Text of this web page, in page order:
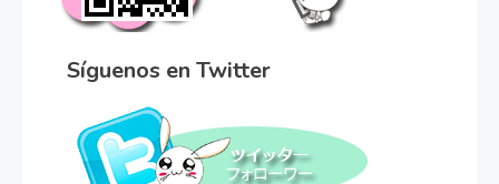
Síguenos en Twitter